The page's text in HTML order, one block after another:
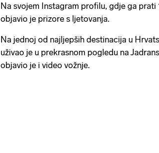
Na svojem Instagram profilu, gdje ga prati
objavio je prizore s ljetovanja.
Na jednoj od najljepših destinacija u
uživao je u prekrasnom pogledu na
objavio je i video vožnje.